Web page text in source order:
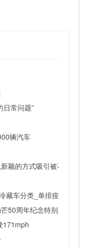
日常问题”
辆汽车
颖的方式吸引被召回车
藏车分类_单排疫苗冷藏
50周年纪念特别版
171mph